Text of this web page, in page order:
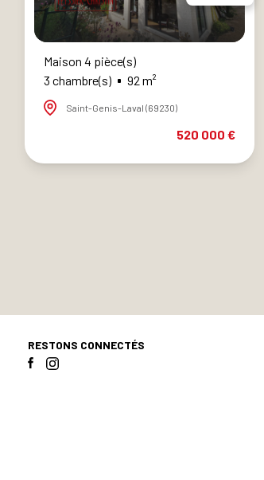
Maison 4 pièce(s)
3 chambre(s)
92 m²
Saint-Genis-Laval (69230)
520 000 €
RESTONS CONNECTÉS